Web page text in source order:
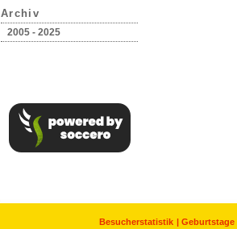
Archiv
2005 - 2025
Besucherstatistik Geburtstage